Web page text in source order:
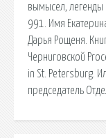
вымысел, легенды
991. Имя
Дарья Рощеня.
Черниговской
in St. Petersburg.
председатель